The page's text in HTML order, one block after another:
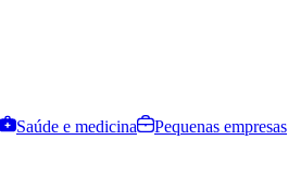
Saúde e medicina
Pequenas empresas